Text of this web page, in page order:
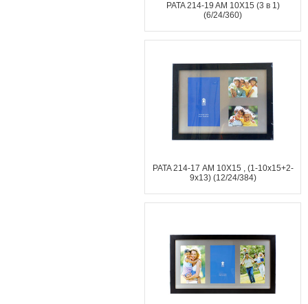
PATA 214-19 AM 10X15 (3 в 1)
(6/24/360)
PATA 214-17 АМ 10X15 , (1-10х15+2-
9х13) (12/24/384)